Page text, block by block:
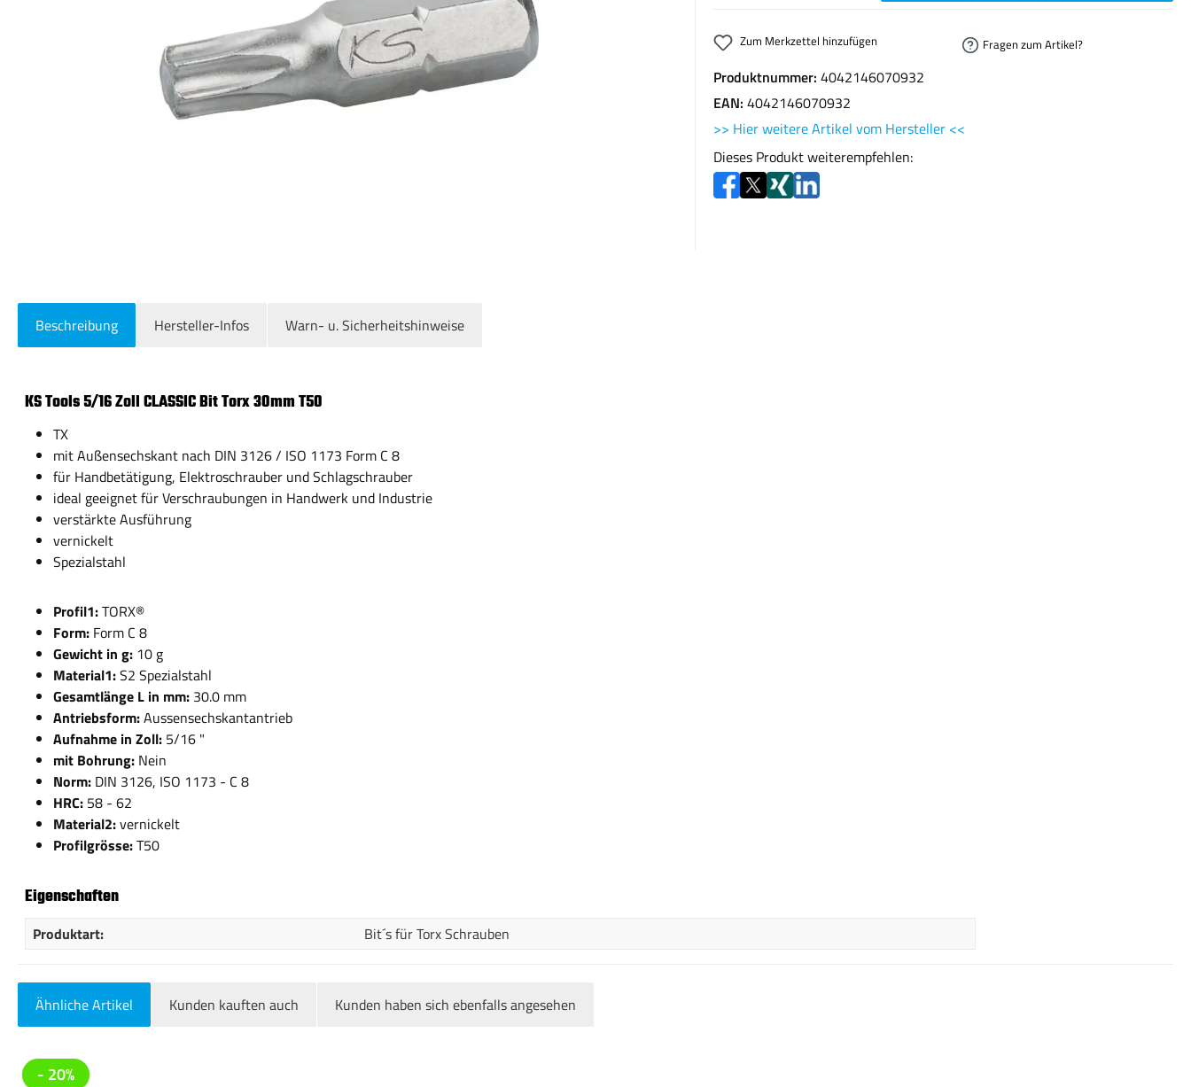
Zum Merkzettel hinzufügen Fragen zum Artikel?
Produktnummer: 4042146070932
EAN: 4042146070932
>> Hier weitere Artikel vom Hersteller <<
Dieses Produkt weiterempfehlen:
Beschreibung Hersteller-Infos Warn- u. Sicherheitshinweise
KS Tools 5/16 Zoll CLASSIC Bit Torx 30mm T50
TX
mit Außensechskant nach DIN 3126 / ISO 1173 Form C 8
für Handbetätigung, Elektroschrauber und Schlagschrauber
ideal geeignet für Verschraubungen in Handwerk und Industrie
verstärkte Ausführung
vernickelt
Spezialstahl
Profil1:TORX®
Form: Form C 8
Gewicht in g: 10 g
Material1:S2 Spezialstahl
Gesamtlänge L in mm: 30.0 mm
Antriebsform:Aussensechskantantrieb
Aufnahme in Zoll: 5/16 "
mit Bohrung: Nein
Norm: DIN 3126, ISO 1173 - C 8
HRC: 58 - 62
Material2:vernickelt
Profilgrösse:T50
Eigenschaften
Produktart: Bit´s für Torx Schrauben
Ähnliche Artikel Kunden kauften auch Kunden haben sich ebenfalls angesehen
Produktgalerie überspringen
- 20%